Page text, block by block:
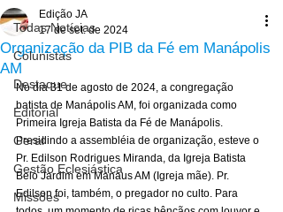
Todas Notícias
Colunistas
Destaque
Editorial
Geral
Gestão Eclesiástica
Missões
Organização da PIB da Fé em Manápolis
AM
Edição JA
17 de set. de 2024
No dia 31 de agosto de 2024, a congregação
batista de Manápolis AM, foi organizada como
Primeira Igreja Batista da Fé de Manápolis.
Presidindo a assembléia de organização, esteve o
Pr. Edilson Rodrigues Miranda, da Igreja Batista
Belo Jardim em Manaus AM (Igreja mãe). Pr.
Edilson foi, também, o pregador no culto. Para